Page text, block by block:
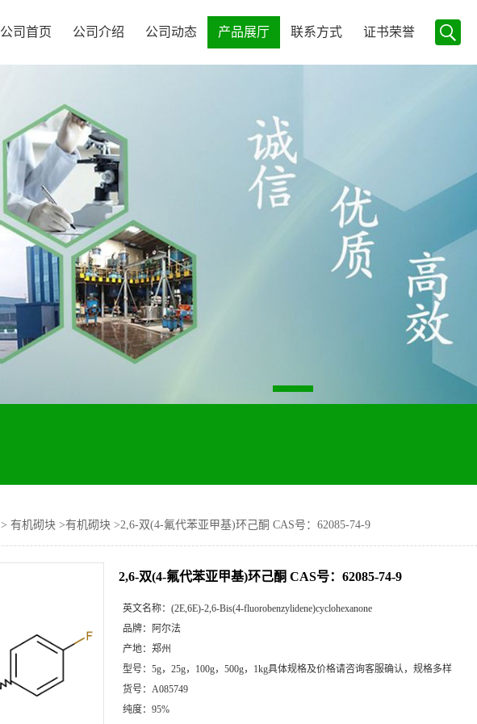
公司首页 公司介绍 公司动态 产品展厅 联系方式 证书荣誉
> 有机砌块 >有机砌块 >2,6-双(4-氟代苯亚甲基)环己酮 CAS号：62085-74-9
2,6-双(4-氟代苯亚甲基)环己酮 CAS号：62085-74-9
英文名称： (2E,6E)-2,6-Bis(4-fluorobenzylidene)cyclohexanone
品牌：
阿尔法
产地： 郑州
型号： 5g，25g，100g，500g，1kg具体规格及价格请咨询客服确认，规格多样
货号： A085749
纯度： 95%